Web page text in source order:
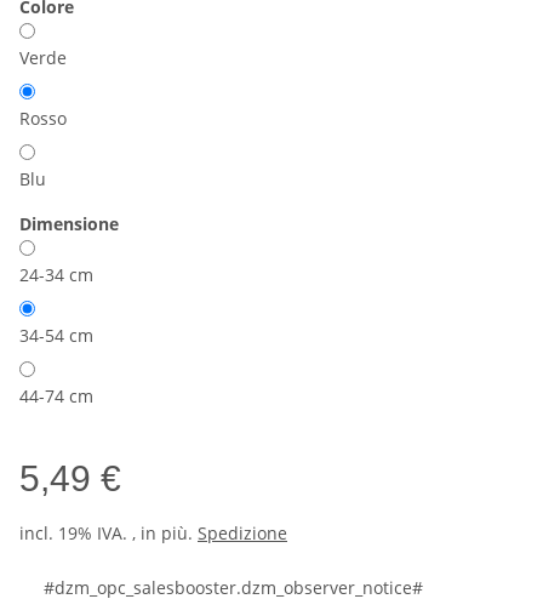
Colore
Verde
Rosso
Blu
Dimensione
24-34 cm
34-54 cm
44-74 cm
5,49 €
incl. 19% IVA. , in più. Spedizione
#dzm_opc_salesbooster.dzm_observer_notice#